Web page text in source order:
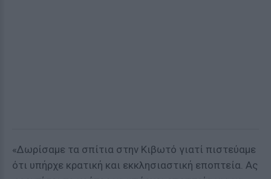
«Δωρίσαμε τα σπίτια στην Κιβωτό γιατί πιστεύαμε
ότι υπήρχε κρατική και εκκλησιαστική εποπτεία. Ας